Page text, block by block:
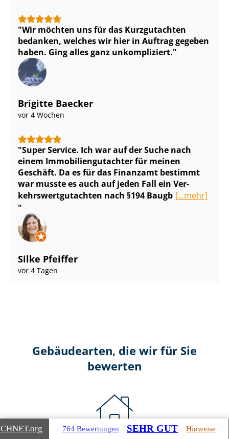
Wir möchten uns für das Kurzgutachten
bedanken, welches wir hier in Auftrag gegeben
haben. Ging alles ganz unkompliziert.
Brigitte Baecker
vor 4 Wochen
Super Service. Ich war auf der Suche nach
einem Im­mo­bi­li­en­gut­ach­ter für meinen
Geschäft. Da es für das Finanzamt bestimmt
war musste es auch auf jeden Fall ein Ver­
kehrs­wert­gut­ach­ten nach §194 Baugb [...mehr]
Silke Pfeiffer
vor 4 Tagen
Gebäudearten, die wir für Sie
bewerten
.org 764 Bewertungen SEHR GUT Hinweise